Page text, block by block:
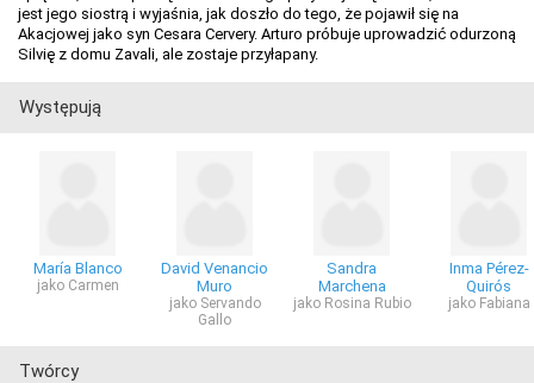
jest jego siostrą i wyjaśnia, jak doszło do tego, że pojawił się na
Akacjowej jako syn Cesara Cervery. Arturo próbuje uprowadzić odurzoną
Silvię z domu Zavali, ale zostaje przyłapany.
Występują
María Blanco
jako Carmen
David Venancio
Muro
jako Servando
Gallo
Sandra
Marchena
jako Rosina Rubio
Inma Pérez-
Quirós
jako Fabiana
Twórcy